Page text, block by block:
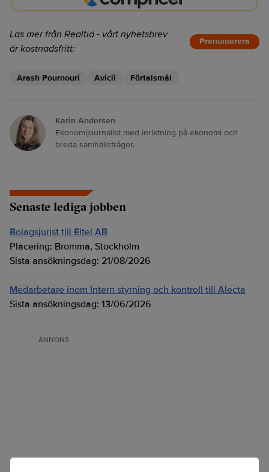
Läs mer från Realtid - vårt nyhetsbrev
är kostnadsfritt:
Prenumerera
Arash Pournouri Avicii Förtalsmål
Karin Andersen
Ekonomijournalist med inriktning på ekonomi och
breda samhällsfrågor.
Senaste lediga jobben
Bolagsjurist till Eltel AB
Placering: Bromma, Stockholm
Sista ansökningsdag: 21/08/2026
Medarbetare inom Intern styrning och kontroll till Alecta
Sista ansökningsdag: 13/06/2026
ANNONS